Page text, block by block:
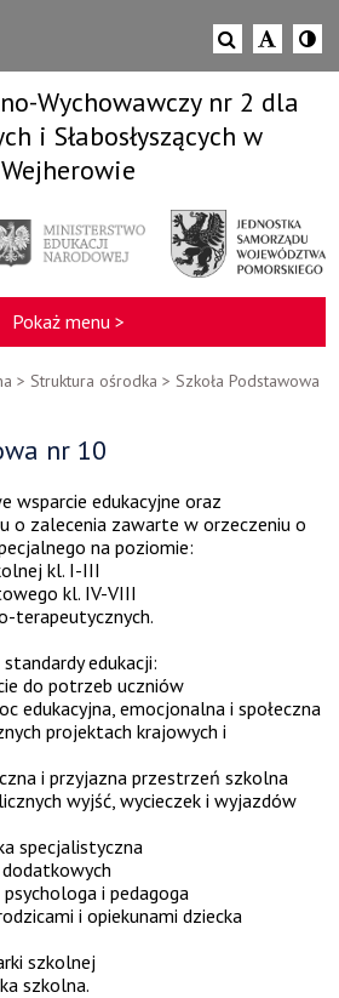
Wychowawczy nr 2 dla
i Słabosłyszących w
Wejherowie
Pokaż menu >
>Struktura ośrodka >Szkoła Podstawowa
nr 10
wsparcie edukacyjne oraz
o zalecenia zawarte w orzeczeniu o
na poziomie:
kl. I-III
kl. IV-VIII
terapeutycznych.
edukacji:
do potrzeb uczniów
edukacyjna, emocjonalna i społeczna
projektach krajowych i
i przyjazna przestrzeń szkolna
wyjść, wycieczek i wyjazdów
specjalistyczna
i pedagoga
i opiekunami dziecka
szkolnej
szkolna.